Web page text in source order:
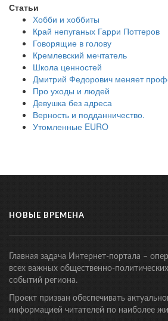
Статьи
Хобби и хоббиты
Край непуганых Гарри Поттеров
Говорящие в голову
Кремлевский мечтатель
Школа ценностей
Дмитрий Федорович меняет
Про уходы и людей
Девушка без адреса
Верность и подданничество.
Утомленные EURO
НОВЫЕ ВРЕМЕНА
Главная задача Интернет-портала –
всех важных общественно-
событий региона.
Проект призван обеспечивать
информацией читателей по наиболее